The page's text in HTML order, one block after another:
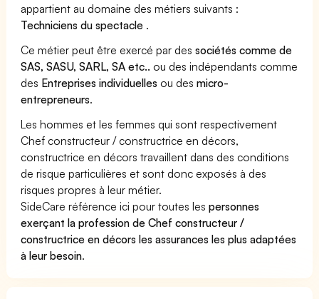
appartient au domaine des métiers suivants :
Techniciens du spectacle .
Ce métier peut être exercé par dessociétés comme de
SAS, SASU, SARL, SA etc.. ou des indépendants comme
des Entreprises individuelles ou desmicro-
entrepreneurs.
Les hommes et les femmes qui sont respectivement
Chef constructeur / constructrice en décors,
constructrice en décors travaillent dans des conditions
de risque particulières et sont donc exposés à des
risques propres à leur métier.
SideCare référence ici pour toutes lespersonnes
exerçant la profession de Chef constructeur /
constructrice en décors les assurances les plus adaptées
à leur besoin.